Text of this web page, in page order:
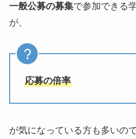
一般公募の募集で参加できる
が、
応募の倍率
が気になっている方も多いの